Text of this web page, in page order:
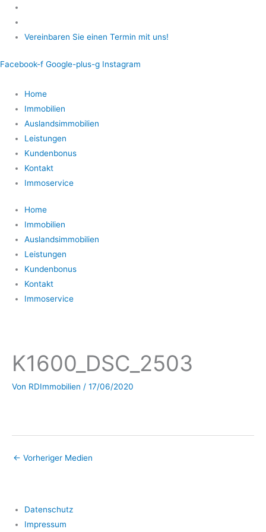
Zum
Inhalt
springenVereinbaren Sie einen Termin mit uns!
Facebook-f Google-plus-g Instagram
Home
Immobilien
Auslandsimmobilien
Leistungen
Kundenbonus
Kontakt
Immoservice
Home
Immobilien
Auslandsimmobilien
Leistungen
Kundenbonus
Kontakt
Immoservice
K1600_DSC_2503
Von RDImmobilien / 17/06/2020
← Vorheriger Medien
Datenschutz
Impressum